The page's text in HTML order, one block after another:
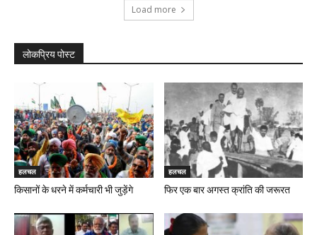
Load more
लोकप्रिय पोस्ट
हलचल
किसानों के धरने में कर्मचारी भी जुड़ेंगे
हलचल
फिर एक बार अगस्त क्रांति की जरूरत